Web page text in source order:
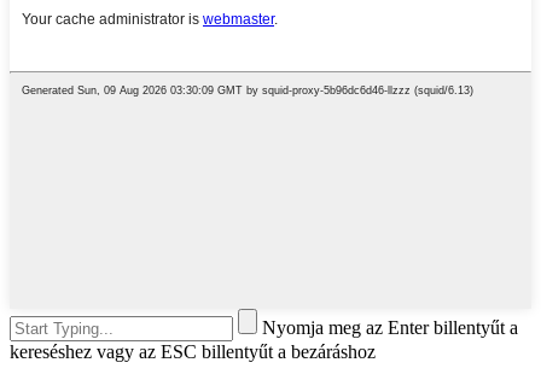
Nyomja meg az Enter billentyűt a
kereséshez vagy az ESC billentyűt a bezáráshoz